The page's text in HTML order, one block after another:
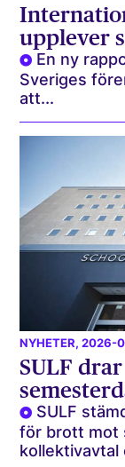
upplever
En ny
Sveriges
att...
NYHETER, 2026-
SULF
SULF
för brott mot
kollektivavtal